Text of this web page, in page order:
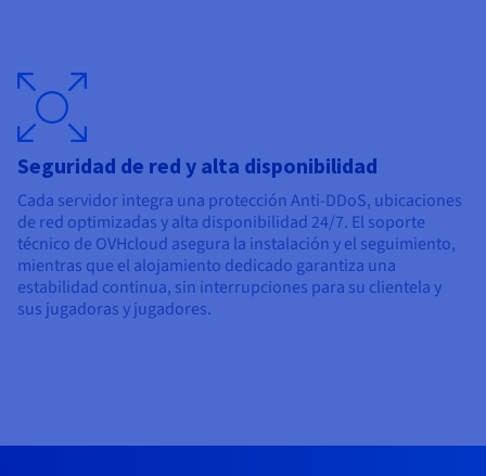
Seguridad de red y alta disponibilidad
Cada servidor integra una protección Anti-DDoS, ubicaciones
de red optimizadas y alta disponibilidad 24/7. El soporte
técnico de OVHcloud asegura la instalación y el seguimiento,
mientras que el alojamiento dedicado garantiza una
estabilidad continua, sin interrupciones para su clientela y
sus jugadoras y jugadores.